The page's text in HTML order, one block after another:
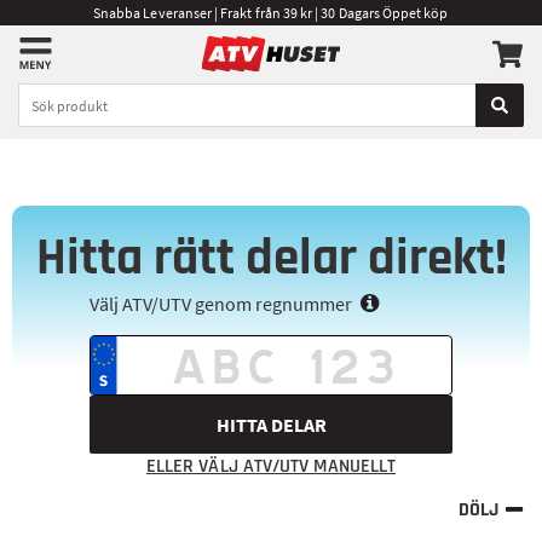
Snabba Leveranser | Frakt från 39 kr | 30 Dagars Öppet köp
Hitta rätt delar direkt!
Välj ATV/UTV genom regnummer
HITTA DELAR
ELLER VÄLJ ATV/UTV MANUELLT
DÖLJ